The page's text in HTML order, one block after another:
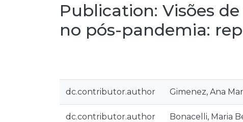
Publication: Visões
no pós-pandemia:
dc.contributor.author Gimenez, Ana
dc.contributor.author Bonacelli, Maria